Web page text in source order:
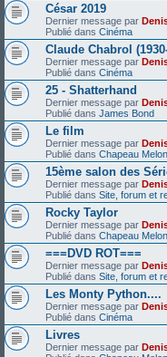
César 2019
Dernier message par
Publié dans Cinéma
Claude Chabrol
Dernier message par
Publié dans Cinéma
25 - Shatterhand
Dernier message par
Publié dans James Bond
Le film
Dernier message par
Publié dans Chapeau
15ème salon des
Dernier message par
Publié dans Site, forum et
Rocky Taylor
Dernier message par
Publié dans Chapeau
===DVD ROT===
Dernier message par
Publié dans Site, forum et
Les Monty Python....
Dernier message par
Publié dans Cinéma
Livres
Dernier message par